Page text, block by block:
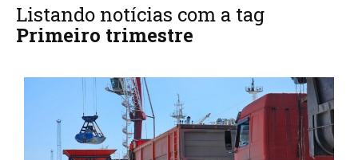
Listando notícias com a tag
Primeiro trimestre